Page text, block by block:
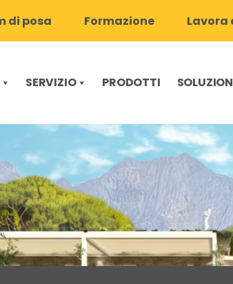
di posa Formazione Lavora
SERVIZIO PRODOTTI